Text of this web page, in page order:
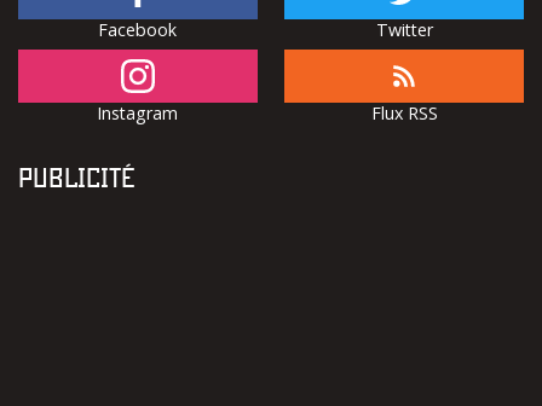
Facebook Twitter
Instagram Flux RSS
PUBLICITÉ